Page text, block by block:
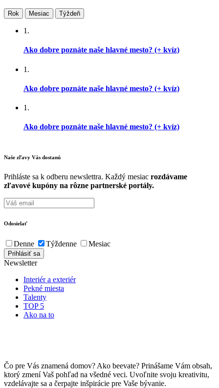
Rok Mesiac Týždeň
1.
Ako dobre poznáte naše hlavné mesto? (+ kvíz)
1.
Ako dobre poznáte naše hlavné mesto? (+ kvíz)
1.
Ako dobre poznáte naše hlavné mesto? (+ kvíz)
Naše zľavy Vás dostanú
Prihláste sa k odberu newslettra. Každý mesiac rozdávame
zľavové kupóny na rôzne partnerské portály.
Odosielať
Denne Týždenne Mesiac
Newsletter
Interiér a exteriér
Pekné miesta
Talenty
TOP 5
Ako na to
Čo pre Vás znamená domov? Ako beevate? Prinášame Vám obsah,
ktorý zmení Vaš pohľad na všedné veci. Uvoľnite svoju kreativitu,
vzdelávajte sa a čerpajte inšpirácie pre Vaše bývanie.